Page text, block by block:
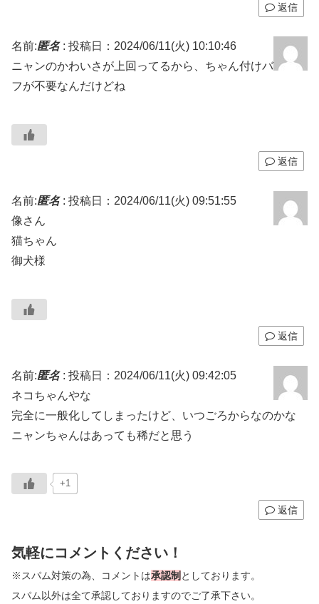
返信
名前:匿名: 投稿日：2024/06/11(火) 10:10:46
ニャンのかわいさが上回ってるから、ちゃん付けバ
フが不要なんだけどね
返信
名前:匿名: 投稿日：2024/06/11(火) 09:51:55
像さん
猫ちゃん
御犬様
返信
名前:匿名: 投稿日：2024/06/11(火) 09:42:05
ネコちゃんやな
完全に一般化してしまったけど、いつごろからなのかな
ニャンちゃんはあっても稀だと思う
+1
返信
気軽にコメントください！
※スパム対策の為、コメントは承認制 としております。
スパム以外は全て承認しておりますのでご了承下さい。